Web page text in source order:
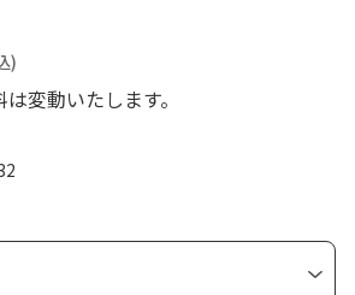
)
変動いたします。